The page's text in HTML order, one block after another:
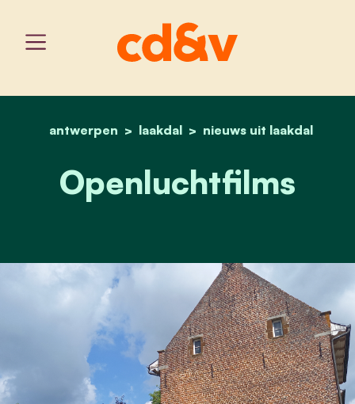
home
antwerpen laakdal nieuws uit laakdal
openluchtfilms
Openluchtfilms